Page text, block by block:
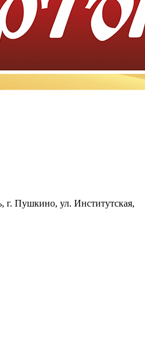
г. Пушкино, ул. Институтская,